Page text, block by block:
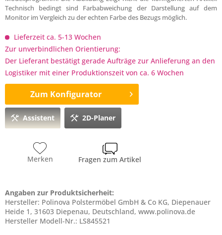
Technisch bedingt sind Farbabweichung der Darstellung auf dem
Monitor im Vergleich zu der echten Farbe des Bezugs möglich.
Lieferzeit ca. 5-13 Wochen
Zur unverbindlichen Orientierung:
Der Lieferant bestätigt gerade Aufträge zur Anlieferung an den
Logistiker mit einer Produktionszeit von ca. 6 Wochen
Zum Konfigurator
Assistent 2D-Planer
Merken Fragen zum Artikel
Angaben zur Produktsicherheit:
Hersteller: Polinova Polstermöbel GmbH & Co KG, Diepenauer
Heide 1, 31603 Diepenau, Deutschland, www.polinova.de
Hersteller Modell-Nr.: LS845521